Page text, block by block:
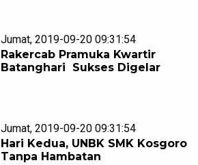
Jumat, 2019-09-20 09:31:54
Rakercab Pramuka Kwartir
Batanghari Sukses Digelar
Jumat, 2019-09-20 09:31:54
Hari Kedua, UNBK SMK Kosgoro
Tanpa Hambatan